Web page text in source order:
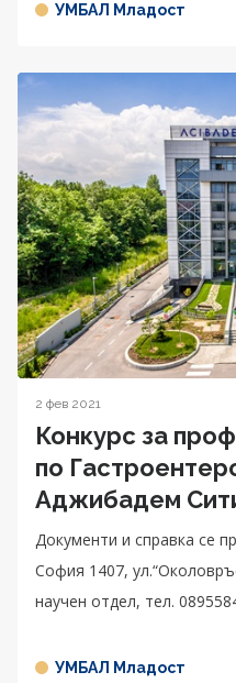
УМБАЛ Младост
2 фев 2021
Конкурс за
по
Аджибадем
Документи и справка се
София 1407,
научен отдел, тел.
УМБАЛ Младост